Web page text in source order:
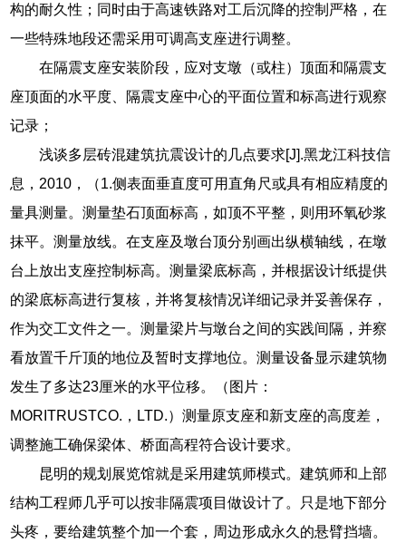
构的耐久性；同时由于高速铁路对工后沉降的控制严格，在
一些特殊地段还需采用可调高支座进行调整。
在隔震支座安装阶段，应对支墩（或柱）顶面和隔震支
座顶面的水平度、隔震支座中心的平面位置和标高进行观察
记录；
浅谈多层砖混建筑抗震设计的几点要求[J].黑龙江科技信
息，2010，（1.侧表面垂直度可用直角尺或具有相应精度的
量具测量。测量垫石顶面标高，如顶不平整，则用环氧砂浆
抹平。测量放线。在支座及墩台顶分别画出纵横轴线，在墩
台上放出支座控制标高。测量梁底标高，并根据设计纸提供
的梁底标高进行复核，并将复核情况详细记录并妥善保存，
作为交工文件之一。测量梁片与墩台之间的实践间隔，并察
看放置千斤顶的地位及暂时支撑地位。测量设备显示建筑物
发生了多达23厘米的水平位移。（图片：
MORITRUSTCO.，LTD.）测量原支座和新支座的高度差，
调整施工确保梁体、桥面高程符合设计要求。
昆明的规划展览馆就是采用建筑师模式。建筑师和上部
结构工程师几乎可以按非隔震项目做设计了。只是地下部分
头疼，要给建筑整个加一个套，周边形成永久的悬臂挡墙。